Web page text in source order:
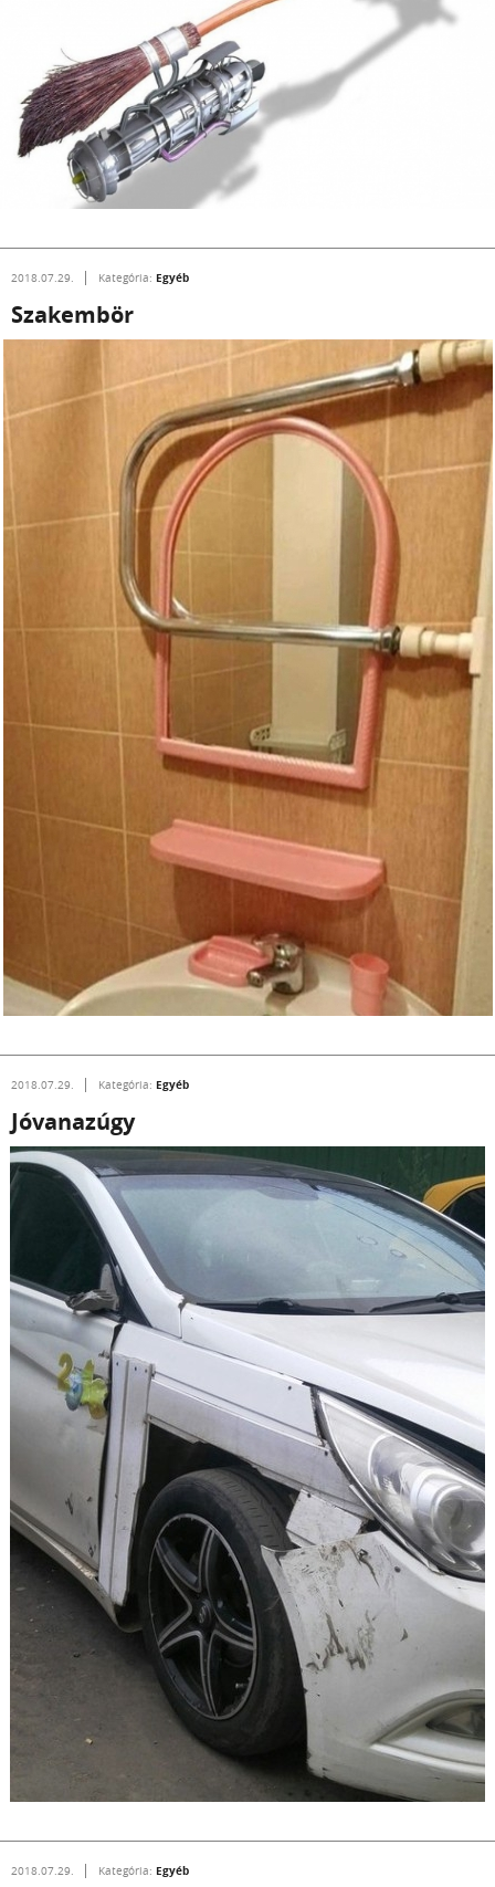
2018.07.29. Kategória: Egyéb
Szakembör
2018.07.29. Kategória: Egyéb
Jóvanazúgy
2018.07.29. Kategória: Egyéb